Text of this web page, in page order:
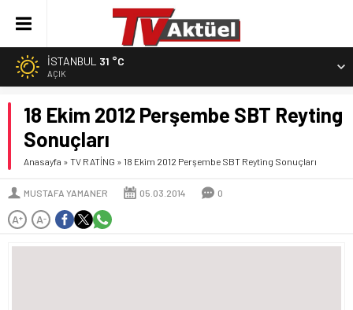
İSTANBUL 31 °C
AÇIK
18 Ekim 2012 Perşembe SBT Reyting
Sonuçları
Anasayfa » TV RATİNG » 18 Ekim 2012 Perşembe SBT Reyting Sonuçları
MUSTAFA YAMANER 05.03.2014 0
A+ A-